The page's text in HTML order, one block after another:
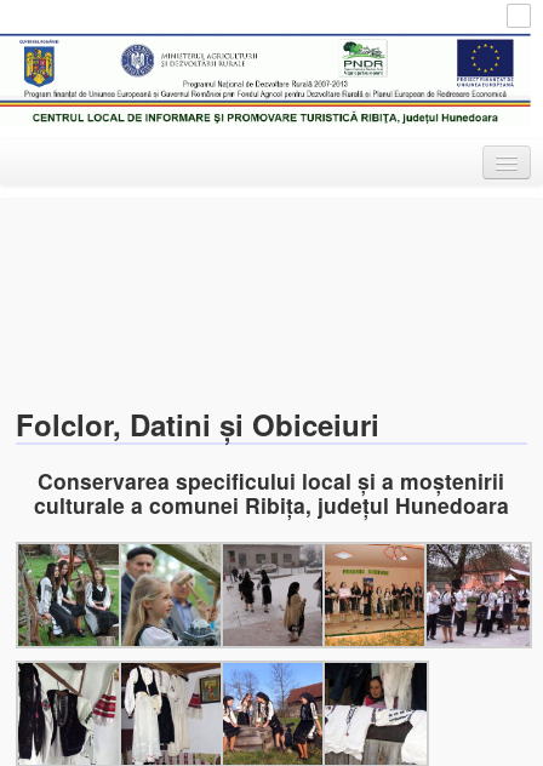
Mănăstirea Crişan
Biserica Ortodoxă „Sf. Nicolae” din Ribiţa (1404, 1414,
Biserica Ortodoxă „Cuvioasa Paraschiva” din Ribicioara
Biserica Ortodoxă „Sf. Nicolae” din Dumbrava de Sus
Biserica Ortodoxă „Adormirea Maicii Domnului” din
CASA MEMORIALĂ CRIŞAN
Casa memorială „Vlaicu Bârna” din Crişan
Folclor, Datini şi Obiceiuri
Conservarea specificului local şi a moştenirii
culturale a comunei Ribiţa, judeţul Hunedoara